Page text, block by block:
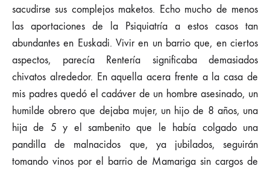
sacudirse sus complejos maketos. Echo mucho de menos
las aportaciones de la Psiquiatría a estos casos tan
abundantes en Euskadi. Vivir en un barrio que, en ciertos
aspectos, parecía Rentería significaba demasiados
chivatos alrededor. En aquella acera frente a la casa de
mis padres quedó el cadáver de un hombre asesinado, un
humilde obrero que dejaba mujer, un hijo de 8 años, una
hija de 5 y el sambenito que le había colgado una
pandilla de malnacidos que, ya jubilados, seguirán
tomando vinos por el barrio de Mamariga sin cargos de